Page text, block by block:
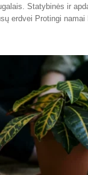
Statybinės ir
erdvei Protingi namai